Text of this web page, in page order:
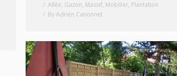
Allée, Gazon, Massif, Mobilier, Plantation
ByAdrien Canonnet